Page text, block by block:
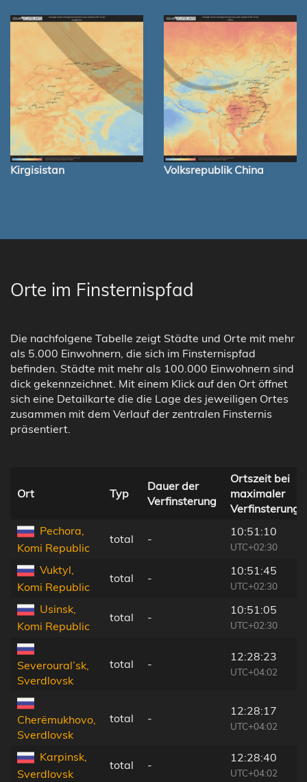
Kirgisistan Volksrepublik China
Orte im Finsternispfad
Die nachfolgene Tabelle zeigt Städte und Orte mit mehr
als 5.000 Einwohnern, die sich im Finsternispfad
befinden. Städte mit mehr als 100.000 Einwohnern sind
dick gekennzeichnet. Mit einem Klick auf den Ort öffnet
sich eine Detailkarte die die Lage des jeweiligen Ortes
zusammen mit dem Verlauf der zentralen Finsternis
präsentiert.
Ort Typ
Dauer der
Verfinsterung
Ortszeit bei
maximaler
Verfinsterung
Pechora,
Komi Republic
total -
10:51:10
UTC+02:30
Vuktyl,
Komi Republic
total -
10:51:45
UTC+02:30
Usinsk,
Komi Republic
total -
10:51:05
UTC+02:30
Severoural’sk,
Sverdlovsk
total -
12:28:23
UTC+04:02
Cherëmukhovo,
Sverdlovsk
total -
12:28:17
UTC+04:02
Karpinsk,
Sverdlovsk
total -
12:28:40
UTC+04:02